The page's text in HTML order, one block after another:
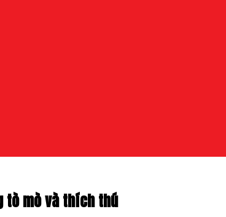
tò mò và thích thú